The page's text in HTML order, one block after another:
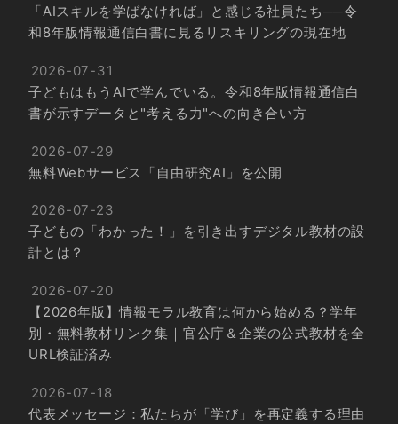
「AIスキルを学ばなければ」と感じる社員たち──令
和8年版情報通信白書に見るリスキリングの現在地
2026-07-31
子どもはもうAIで学んでいる。令和8年版情報通信白
書が示すデータと"考える力"への向き合い方
2026-07-29
無料Webサービス「自由研究AI」を公開
2026-07-23
子どもの「わかった！」を引き出すデジタル教材の設
計とは？
2026-07-20
【2026年版】情報モラル教育は何から始める？学年
別・無料教材リンク集｜官公庁＆企業の公式教材を全
URL検証済み
2026-07-18
代表メッセージ：私たちが「学び」を再定義する理由